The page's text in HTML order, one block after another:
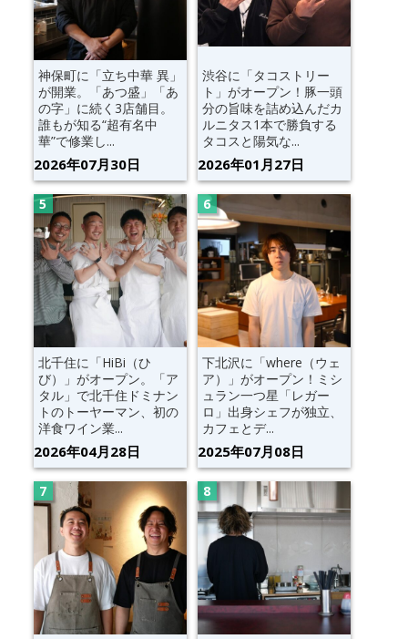
神保町に「立ち中華 異」
が開業。「あつ盛」「あ
の字」に続く3店舗目。
誰もが知る“超有名中
華”で修業し...
2026年07月30日
渋谷に「タコストリー
ト」がオープン！豚一頭
分の旨味を詰め込んだカ
ルニタス1本で勝負する
タコスと陽気な...
2026年01月27日
北千住に「HiBi（ひ
び）」がオープン。「ア
タル」で北千住ドミナン
トのトーヤーマン、初の
洋食ワイン業...
2026年04月28日
下北沢に「where（ウェ
ア）」がオープン！ミシ
ュラン一つ星「レガー
ロ」出身シェフが独立、
カフェとデ...
2025年07月08日